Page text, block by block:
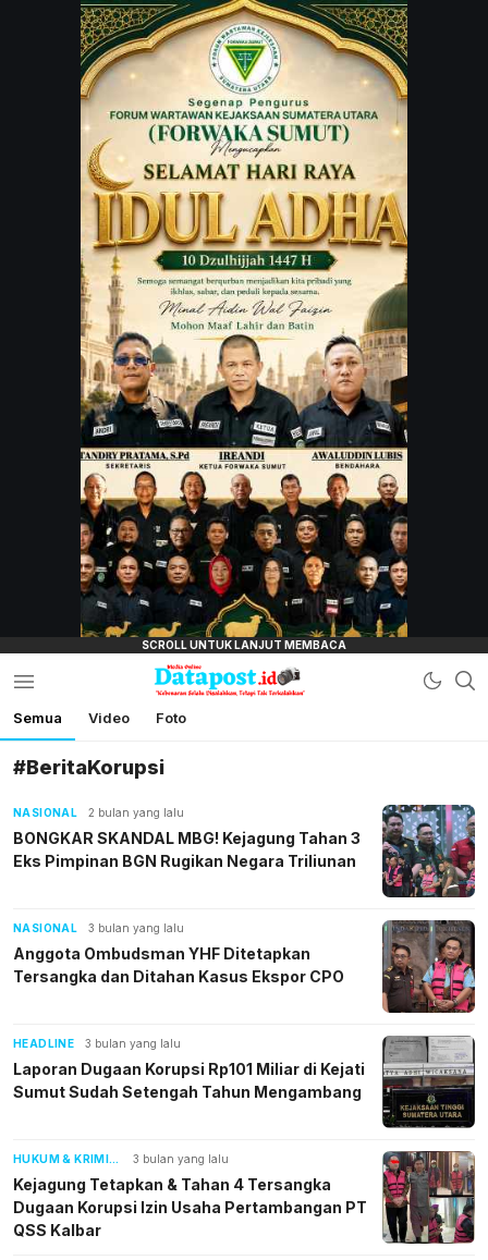
JARINGAN
lensamata.id
Datapost.id
Kebenaran Selalu Disalahkan, Tetapi Tak
Semua Video Foto
#BeritaKorupsi
NASIONAL 2 bulan yang lalu
BONGKAR SKANDAL MBG! Kejagung Tahan 3
Eks Pimpinan BGN Rugikan Negara Triliunan
NASIONAL 3 bulan yang lalu
Anggota Ombudsman YHF Ditetapkan
Tersangka dan Ditahan Kasus Ekspor CPO
HEADLINE 3 bulan yang lalu
Laporan Dugaan Korupsi Rp101 Miliar di Kejati
Sumut Sudah Setengah Tahun Mengambang
HUKUM & KRIMINAL 3 bulan yang lalu
Kejagung Tetapkan & Tahan 4 Tersangka
Dugaan Korupsi Izin Usaha Pertambangan PT